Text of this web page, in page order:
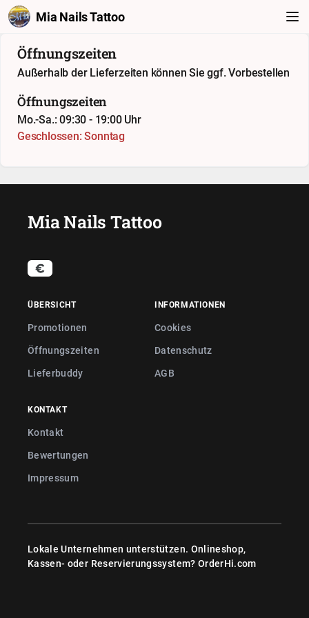
Mia Nails Tattoo
Öffnungszeiten
Außerhalb der Lieferzeiten können Sie ggf. Vorbestellen
Öffnungszeiten
Mo.-Sa.: 09:30 - 19:00 Uhr
Geschlossen: Sonntag
Mia Nails Tattoo
ÜBERSICHT
Promotionen
Öffnungszeiten
Lieferbuddy
INFORMATIONEN
Cookies
Datenschutz
AGB
KONTAKT
Kontakt
Bewertungen
Impressum
Lokale Unternehmen unterstützen. Onlineshop,
Kassen- oder Reservierungssystem? OrderHi.com